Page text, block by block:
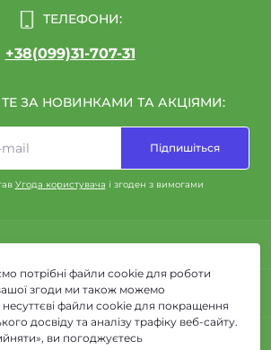
ТЕЛЕФОНИ:
+38(099)31-707-31
ЗА НОВИНКАМИ ТА АКЦІЯМИ:
Підпишіться
Угода користувача і згоден з вимогами
7,
потрібні файли cookie для роботи
згоди ми також можемо
несуттєві файли cookie для покращення
досвіду та аналізу трафіку веб-сайту.
ви погоджуєтесь